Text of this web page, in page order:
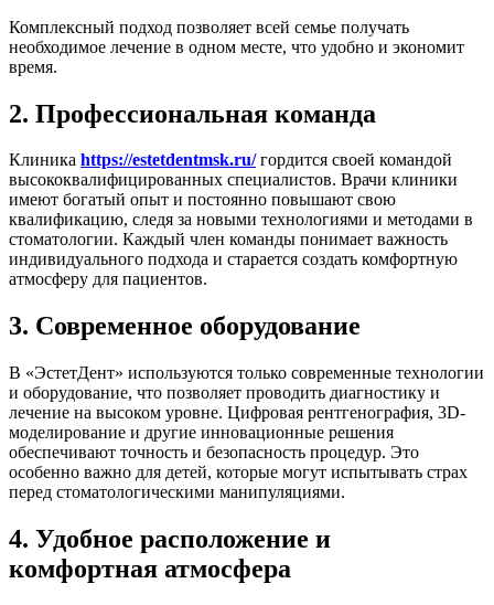
Комплексный подход позволяет всей семье получать
необходимое лечение в одном месте, что удобно и экономит
время.
2. Профессиональная команда
Клиника https://estetdentmsk.ru/гордится своей командой
высококвалифицированных специалистов. Врачи клиники
имеют богатый опыт и постоянно повышают свою
квалификацию, следя за новыми технологиями и методами в
стоматологии. Каждый член команды понимает важность
индивидуального подхода и старается создать комфортную
атмосферу для пациентов.
3. Современное оборудование
В «ЭстетДент» используются только современные технологии
и оборудование, что позволяет проводить диагностику и
лечение на высоком уровне. Цифровая рентгенография, 3D-
моделирование и другие инновационные решения
обеспечивают точность и безопасность процедур. Это
особенно важно для детей, которые могут испытывать страх
перед стоматологическими манипуляциями.
4. Удобное расположение и
комфортная атмосфера